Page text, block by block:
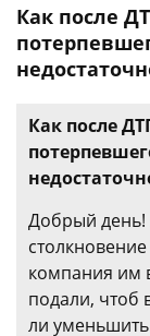
Как после
Как после
Добрый
компания им
подали, чтоб
ли